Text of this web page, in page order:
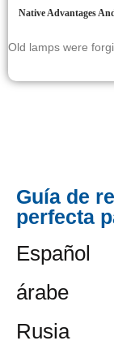
Native Advantages
Old lamps were
Guía de
perfecta
Español
árabe
Rusia